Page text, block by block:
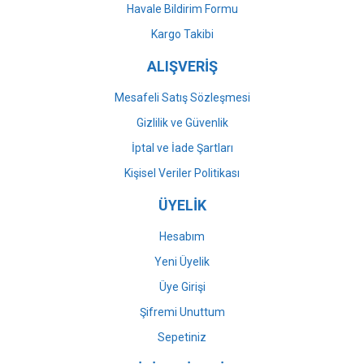
Gönder
Havale Bildirim Formu
Kargo Takibi
ALIŞVERİŞ
Mesafeli Satış Sözleşmesi
Gizlilik ve Güvenlik
İptal ve İade Şartları
Kişisel Veriler Politikası
ÜYELİK
Hesabım
Yeni Üyelik
Üye Girişi
Şifremi Unuttum
Sepetiniz